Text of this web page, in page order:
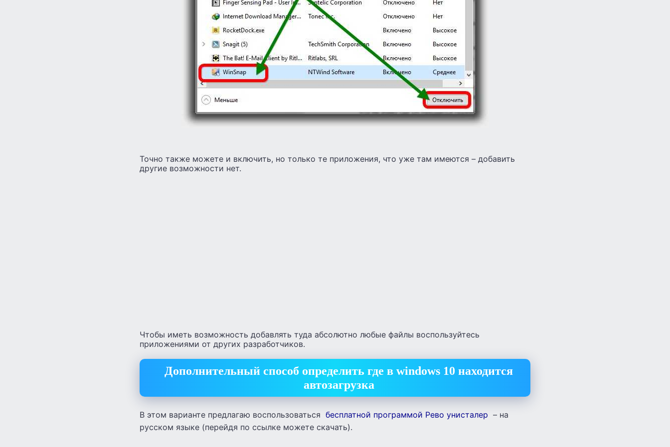
Точно также можете и включить, но только те приложения, что уже там имеются – добавить
другие возможности нет.
Чтобы иметь возможность добавлять туда абсолютно любые файлы воспользуйтесь
приложениями от других разработчиков.
Дополнительный способ определить где в windows 10 находится
автозагрузка
В этом варианте предлагаю воспользоваться бесплатной программой Рево унисталер – на
русском языке (перейдя по ссылке можете скачать).